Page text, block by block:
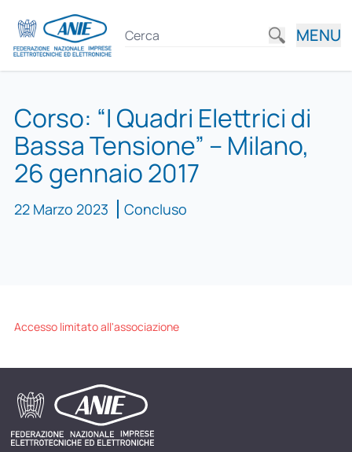
MENU
Corso: “I Quadri Elettrici di
Bassa Tensione” – Milano,
26 gennaio 2017
22 Marzo 2023 Concluso
Accesso limitato all'associazione